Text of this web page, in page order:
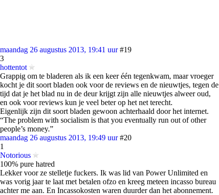
maandag 26 augustus 2013, 19:41 uur #19
3
hottentot
Grappig om te bladeren als ik een keer één tegenkwam, maar vroeger
kocht je dit soort bladen ook voor de reviews en de nieuwtjes, tegen de
tijd dat je het blad nu in de deur krijgt zijn alle nieuwtjes alweer oud,
en ook voor reviews kun je veel beter op het net terecht.
Eigenlijk zijn dit soort bladen gewoon achterhaald door het internet.
“The problem with socialism is that you eventually run out of other
people’s money.”
maandag 26 augustus 2013, 19:49 uur #20
1
Notorious
100% pure hatred
Lekker voor ze stelletje fuckers. Ik was lid van Power Unlimited en
was vorig jaar te laat met betalen ofzo en kreeg meteen incasso bureau
achter me aan. En Incassokosten waren duurder dan het abonnement.